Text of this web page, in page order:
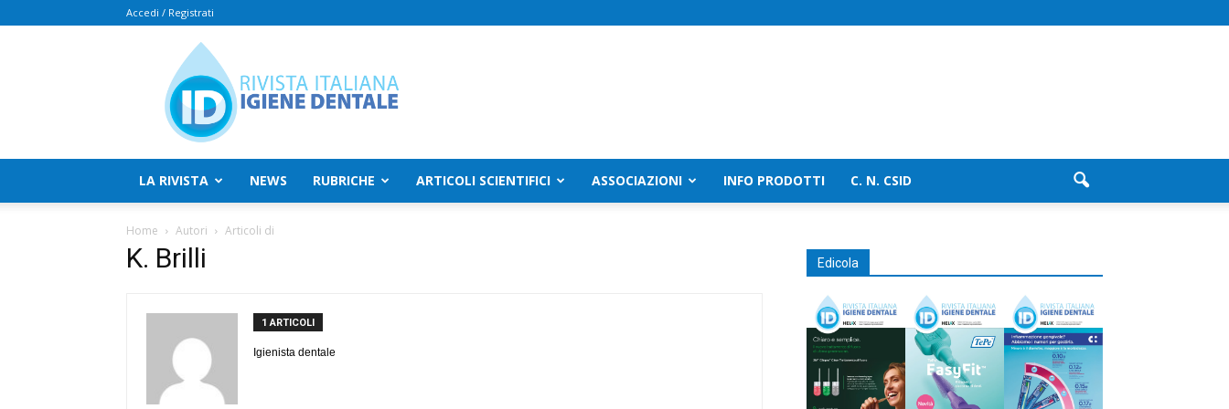
Accedi / Registrati
Rivista
Italiana
Igiene
Dentale
LA RIVISTA NEWS RUBRICHE ARTICOLI SCIENTIFICI ASSOCIAZIONI INFO PRODOTTI C. N. CSID
Home Autori Articoli di
K. Brilli
1 ARTICOLI
Igienista dentale
Edicola